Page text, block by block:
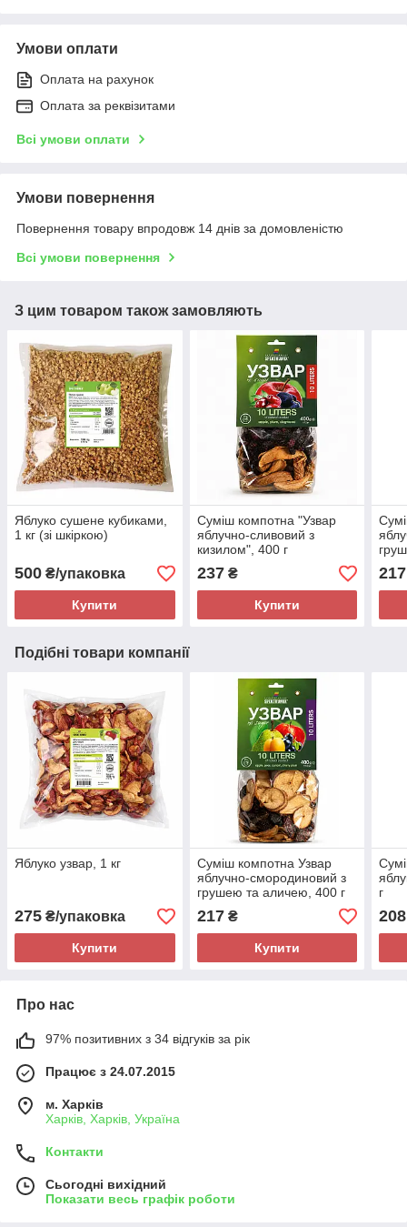
Умови оплати
Оплата на рахунок
Оплата за реквізитами
Всі умови оплати
Умови повернення
Повернення товару впродовж 14 днів за домовленістю
Всі умови повернення
З цим товаром також замовляють
Яблуко сушене кубиками,
1 кг (зі шкіркою)
500 ₴/упаковка
Купити
Суміш компотна "Узвар
яблучно-сливовий з
кизилом", 400 г
237₴
Купити
217
Подібні товари компанії
Яблуко узвар, 1 кг
275 ₴/упаковка
Купити
Суміш компотна Узвар
яблучно-смородиновий з
грушею та аличею, 400 г
217₴
Купити
г
208
Про нас
97% позитивних з 34 відгуків за рік
Працює з 24.07.2015
м. Харків
Харків, Харків, Україна
Контакти
Сьогодні вихідний
Показати весь графік роботи